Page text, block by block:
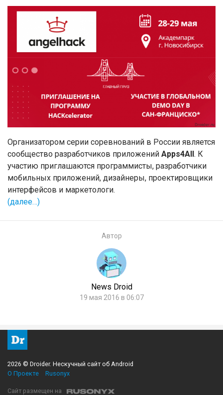
Организатором серии соревнований в России является
сообщество разработчиков приложений Apps4All. К
участию приглашаются программисты, разработчики
мобильных приложений, дизайнеры, проектировщики
интерфейсов и маркетологи.
(далее…)
Автор
News Droid
19 мая 2016 в 06:07
2026 © Droider. Нескучный сайт об Android
О Проекте
Rusonyx
Сайт размещен на